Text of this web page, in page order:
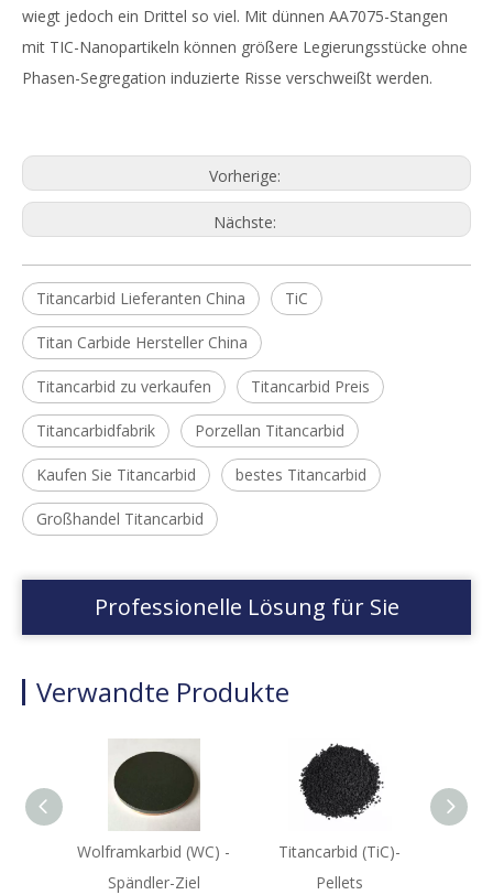
wiegt jedoch ein Drittel so viel. Mit dünnen AA7075-Stangen
mit TIC-Nanopartikeln können größere Legierungsstücke ohne
Phasen-Segregation induzierte Risse verschweißt werden.
Vorherige:
Nächste:
Titancarbid Lieferanten China TiC
Titan Carbide Hersteller China
Titancarbid zu verkaufen Titancarbid Preis
Titancarbidfabrik Porzellan Titancarbid
Kaufen Sie Titancarbid bestes Titancarbid
Großhandel Titancarbid
Professionelle Lösung für Sie
Verwandte Produkte
Wolframkarbid (WC) -
Spändler-Ziel
Titancarbid (TiC)-
Pellets